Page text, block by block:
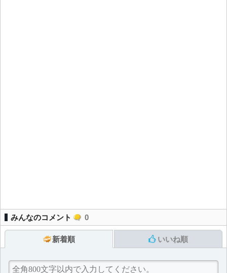
みんなのコメント 0
新着順 いいね順